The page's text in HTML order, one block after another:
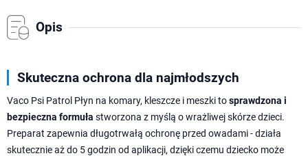
Opis
Skuteczna ochrona dla najmłodszych
Vaco Psi Patrol Płyn na komary, kleszcze i meszki tosprawdzona i
bezpieczna formuła stworzona z myślą o wrażliwej skórze dzieci.
Preparat zapewnia długotrwałą ochronę przed owadami - działa
skutecznie aż do 5 godzin od aplikacji, dzięki czemu dziecko może